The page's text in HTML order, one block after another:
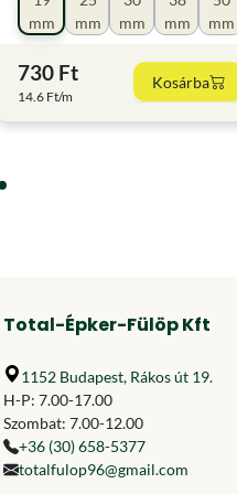
mm
mm
mm
mm
mm
730 Ft
14.6 Ft/m
Kosárba
Total-Épker-Fülöp Kft
1152 Budapest, Rákos út 19.
H-P: 7.00-17.00
Szombat: 7.00-12.00
+36 (30) 658-5377
totalfulop96@gmail.com